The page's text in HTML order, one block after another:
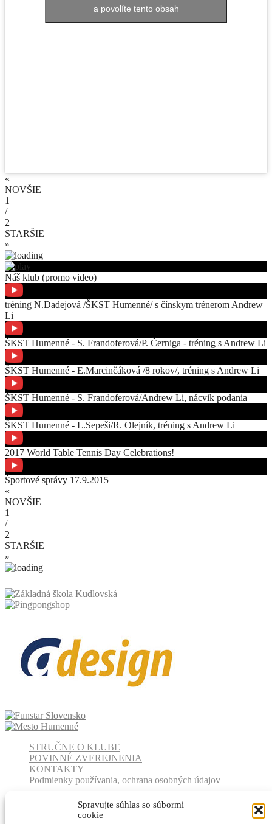
Spravujte súhlas so súbormi
cookie
a povolíte tento obsah
«
NOVŠIE
1
/
2
STARŠIE
»
Náš klub (promo video)
tréning N.Dadejová /ŠKST Humenné/ s čínskym trénerom Andrew
Li
ŠKST Humenné - S. Frandoferová/P. Černiga - tréning s Andrew Li
ŠKST Humenné - E.Marcinčáková /8 rokov/, tréning s Andrew Li
ŠKST Humenné - S. Frandoferová/Andrew Li, nácvik podania
ŠKST Humenné - L.Sepeši/R. Olejník, tréning s Andrew Li
2017 World Table Tennis Day Celebrations!
Športové správy 17.9.2015
«
NOVŠIE
1
/
2
STARŠIE
»
STRUČNE O KLUBE
POVINNÉ ZVEREJNENIA
KONTAKTY
Podmienky používania, ochrana osobných údajov